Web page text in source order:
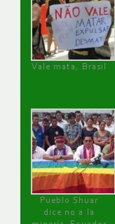
Vale mata, Brasil
Pueblo Shuar
dice no a la